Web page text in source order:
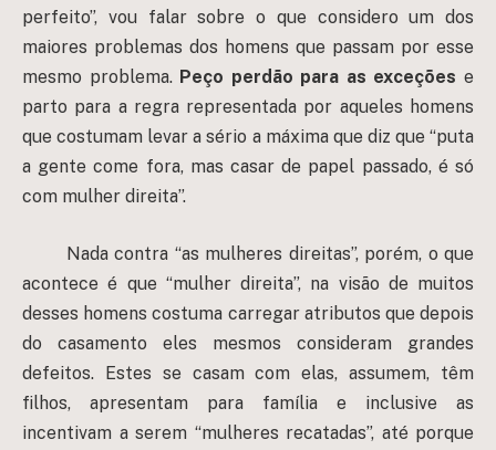
perfeito”, vou falar sobre o que considero um dos
maiores problemas dos homens que passam por esse
mesmo problema. Peço perdão para as exceções e
parto para a regra representada por aqueles homens
que costumam levar a sério a máxima que diz que “puta
a gente come fora, mas casar de papel passado, é só
com mulher direita”.
Nada contra “as mulheres direitas”, porém, o que
acontece é que “mulher direita”, na visão de muitos
desses homens costuma carregar atributos que depois
do casamento eles mesmos consideram grandes
defeitos. Estes se casam com elas, assumem, têm
filhos, apresentam para família e inclusive as
incentivam a serem “mulheres recatadas”, até porque